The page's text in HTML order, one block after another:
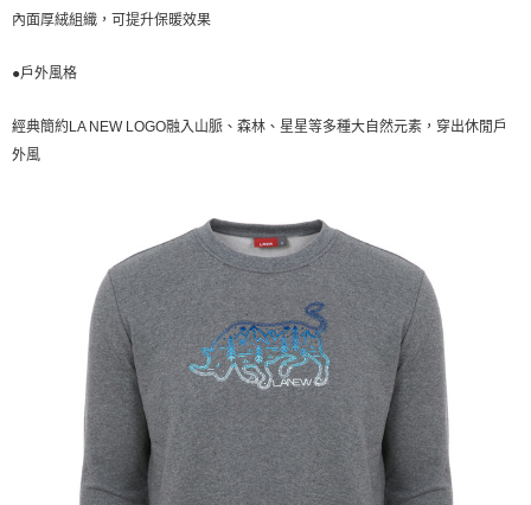
內面厚絨組織，可提升保暖效果
●戶外風格
經典簡約LA NEW LOGO融入山脈、森林、星星等多種大自然元素，穿出休閒戶
外風